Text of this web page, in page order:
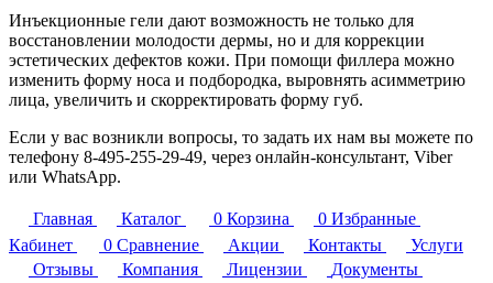
Инъекционные гели дают возможность не только для
восстановлении молодости дермы, но и для коррекции
эстетических дефектов кожи. При помощи филлера можно
изменить форму носа и подбородка, выровнять асимметрию
лица, увеличить и скорректировать форму губ.
Если у вас возникли вопросы, то задать их нам вы можете по
телефону 8-495-255-29-49, через онлайн-консультант, Viber
или WhatsApp.
Главная Каталог 0 Корзина 0 Избранные
Кабинет
0 Сравнение Акции Контакты
Услуги
Отзывы
Компания Лицензии
Документы